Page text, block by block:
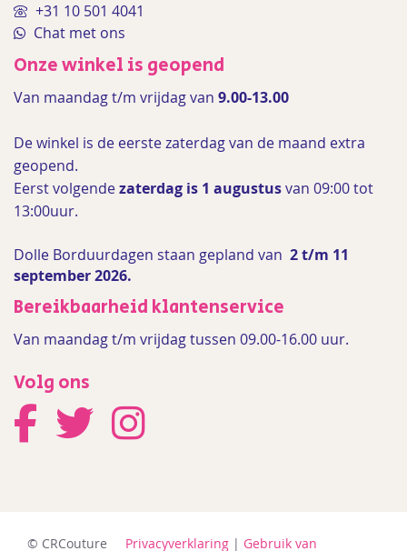
+31 10 501 4041
Chat met ons
Onze winkel is geopend
Van maandag t/m vrijdag van 9.00-13.00
De winkel is de eerste zaterdag van de maand extra
geopend.
Eerst volgendezaterdag is 1 augustusvan 09:00 tot
13:00uur.
Dolle Borduurdagen staan gepland van 2 t/m 11
september 2026.
Bereikbaarheid klantenservice
Van maandag t/m vrijdag tussen 09.00-16.00 uur.
Volg ons
© CRCouture Privacyverklaring | Gebruik van